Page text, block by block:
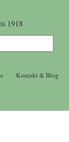
1918
Kontakt & Blog